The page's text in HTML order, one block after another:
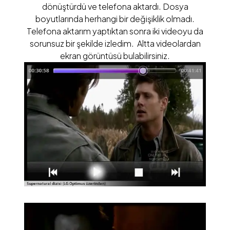
dönüştürdü ve telefona aktardı. Dosya
boyutlarında herhangi bir değişiklik olmadı.
Telefona aktarım yaptıktan sonra iki videoyu da
sorunsuz bir şekilde izledim. Altta videolardan
ekran görüntüsü bulabilirsiniz.